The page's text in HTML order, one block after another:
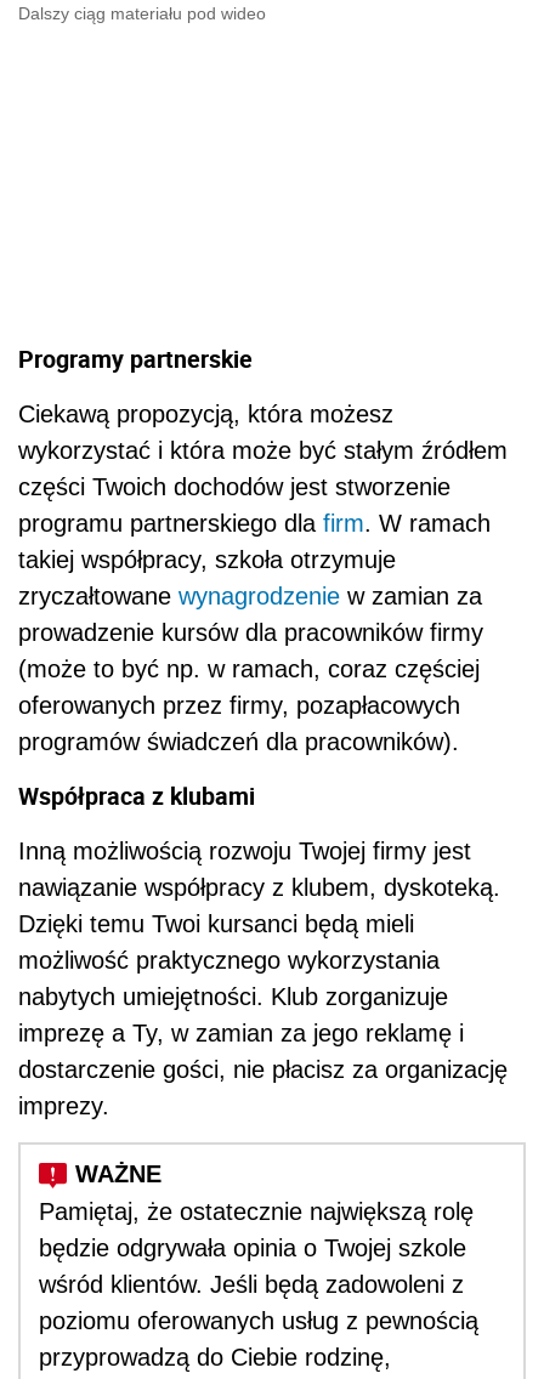
Dalszy ciąg materiału pod wideo
Programy partnerskie
Ciekawą propozycją, która możesz
wykorzystać i która może być stałym źródłem
części Twoich dochodów jest stworzenie
programu partnerskiego dla firm. W ramach
takiej współpracy, szkoła otrzymuje
zryczałtowane wynagrodzenie w zamian za
prowadzenie kursów dla pracowników firmy
(może to być np. w ramach, coraz częściej
oferowanych przez firmy, pozapłacowych
programów świadczeń dla pracowników).
Współpraca z klubami
Inną możliwością rozwoju Twojej firmy jest
nawiązanie współpracy z klubem, dyskoteką.
Dzięki temu Twoi kursanci będą mieli
możliwość praktycznego wykorzystania
nabytych umiejętności. Klub zorganizuje
imprezę a Ty, w zamian za jego reklamę i
dostarczenie gości, nie płacisz za organizację
imprezy.
Pamiętaj, że ostatecznie największą rolę
będzie odgrywała opinia o Twojej szkole
wśród klientów. Jeśli będą zadowoleni z
poziomu oferowanych usług z pewnością
przyprowadzą do Ciebie rodzinę,